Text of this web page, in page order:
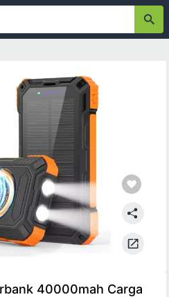
40000mah Carga